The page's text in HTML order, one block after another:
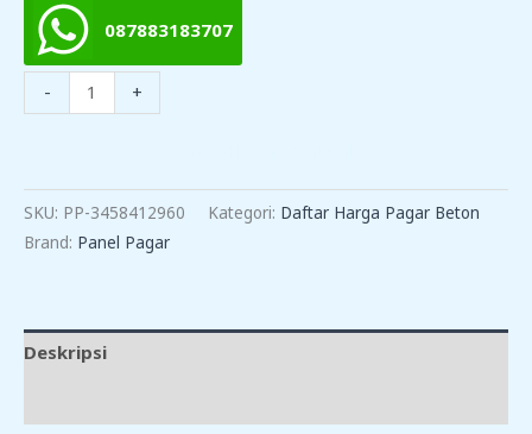
087883183707
-
Kuantitas
Harga
Beton
Cipanas
+
SKU: PP-3458412960 Kategori: Daftar Harga Pagar Beton
Brand: Panel Pagar
Deskripsi